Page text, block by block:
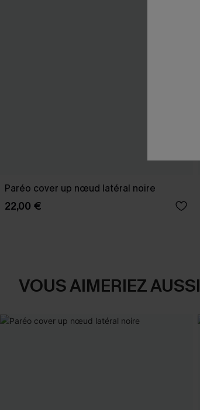
Paréo cover up nœud latéral noire
22,00 €
VOUS AIMERIEZ AUSSI